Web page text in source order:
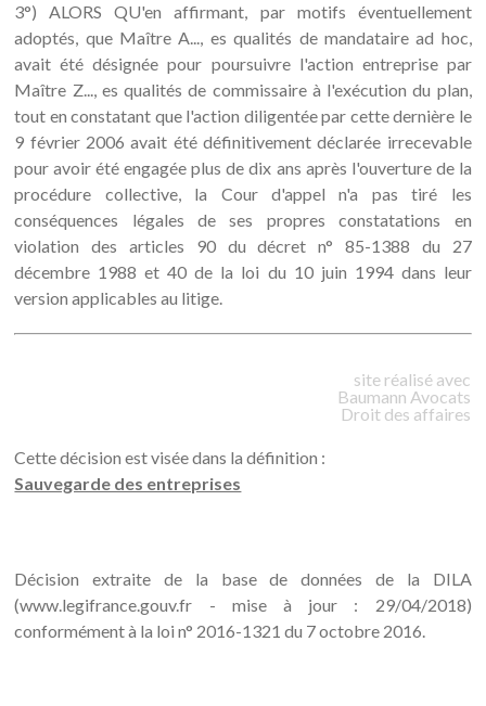
3°) ALORS QU'en affirmant, par motifs éventuellement
adoptés, que Maître A..., es qualités de mandataire ad hoc,
avait été désignée pour poursuivre l'action entreprise par
Maître Z..., es qualités de commissaire à l'exécution du plan,
tout en constatant que l'action diligentée par cette dernière le
9 février 2006 avait été définitivement déclarée irrecevable
pour avoir été engagée plus de dix ans après l'ouverture de la
procédure collective, la Cour d'appel n'a pas tiré les
conséquences légales de ses propres constatations en
violation des articles 90 du décret n° 85-1388 du 27
décembre 1988 et 40 de la loi du 10 juin 1994 dans leur
version applicables au litige.
site réalisé avec
Baumann Avocats
Droit des affaires
Cette décision est visée dans la définition :
Sauvegarde des entreprises
Décision extraite de la base de données de la DILA
(www.legifrance.gouv.fr - mise à jour : 29/04/2018)
conformément à la loi n° 2016-1321 du 7 octobre 2016.